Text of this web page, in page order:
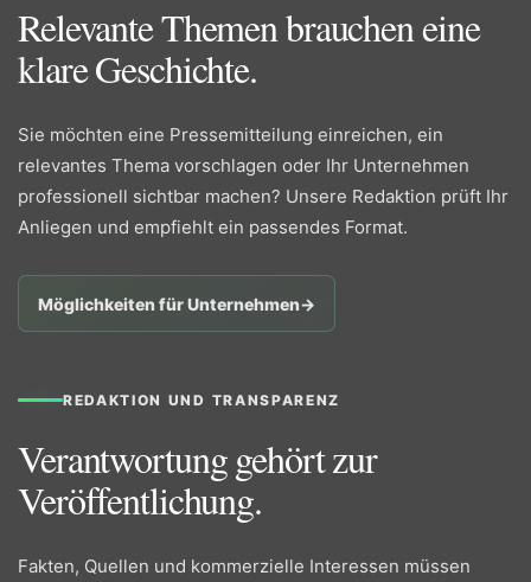
Relevante Themen brauchen eine
klare Geschichte.
Sie möchten eine Pressemitteilung einreichen, ein
relevantes Thema vorschlagen oder Ihr Unternehmen
professionell sichtbar machen? Unsere Redaktion prüft Ihr
Anliegen und empfiehlt ein passendes Format.
Möglichkeiten für Unternehmen→
REDAKTION UND TRANSPARENZ
Verantwortung gehört zur
Veröffentlichung.
Fakten, Quellen und kommerzielle Interessen müssen